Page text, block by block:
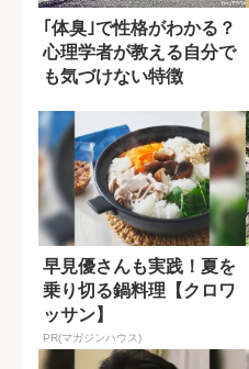
｢体臭｣で性格がわかる？
心理学者が教える自分で
も気づけない特徴
早見優さんも実践！夏を
乗り切る鍋料理【クロワ
ッサン】
PR(マガジンハウス)